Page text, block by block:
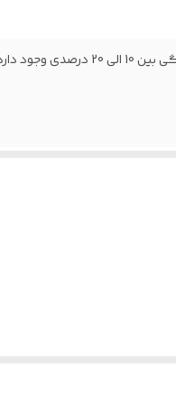
به علت تفاوت و شدت رنگ در نمایشگر ها و واقعیت امکان